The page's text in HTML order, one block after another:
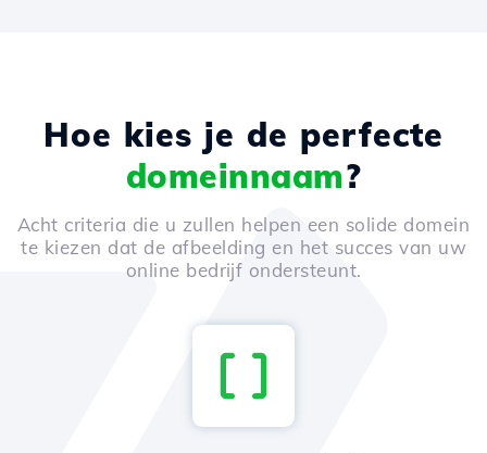
Hoe kies je de perfecte
domeinnaam?
Acht criteria die u zullen helpen een solide domein
te kiezen dat de afbeelding en het succes van uw
online bedrijf ondersteunt.